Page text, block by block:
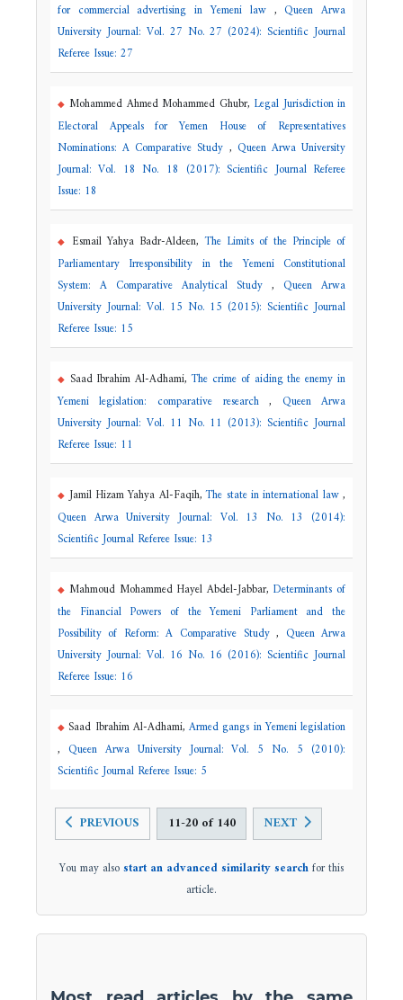
for commercial advertising in Yemeni law ,Queen Arwa
University Journal: Vol. 27 No. 27 (2024): Scientific Journal
Referee Issue: 27
Mohammed Ahmed Mohammed Ghubr, Legal Jurisdiction in
Electoral Appeals for Yemen House of Representatives
Nominations: A Comparative Study , Queen Arwa University
Journal: Vol. 18 No. 18 (2017): Scientific Journal Referee
Issue: 18
Esmail Yahya Badr-Aldeen,The Limits of the Principle of
Parliamentary Irresponsibility in the Yemeni Constitutional
System: A Comparative Analytical Study,Queen Arwa
University Journal: Vol. 15 No. 15 (2015): Scientific Journal
Referee Issue: 15
Saad Ibrahim Al-Adhami,The crime of aiding the enemy in
Yemeni legislation: comparative research, Queen Arwa
University Journal: Vol. 11 No. 11 (2013): Scientific Journal
Referee Issue: 11
Jamil Hizam Yahya Al-Faqih,The state in international law,
Queen Arwa University Journal: Vol. 13 No. 13 (2014):
Scientific Journal Referee Issue: 13
Mahmoud Mohammed Hayel Abdel-Jabbar, Determinants of
the Financial Powers of the Yemeni Parliament and the
Possibility of Reform: A Comparative Study, Queen Arwa
University Journal: Vol. 16 No. 16 (2016): Scientific Journal
Referee Issue: 16
Saad Ibrahim Al-Adhami,Armed gangs in Yemeni legislation
, Queen Arwa University Journal: Vol. 5 No. 5 (2010):
Scientific Journal Referee Issue: 5
PREVIOUS 11-20 of 140 NEXT
You may alsostart an advanced similarity searchfor this
article.